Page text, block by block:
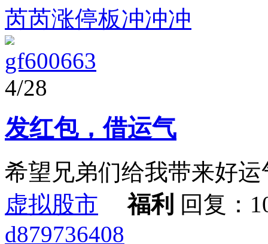
芮芮涨停板冲冲冲
gf600663
4/28
发红包，借运气
希望兄弟们给我带来好运
虚拟股市
福利 回复：
d879736408